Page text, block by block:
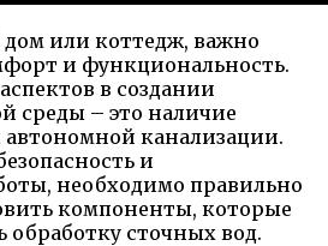
или коттедж, важно
и функциональность.
в создании
среды – это наличие
канализации.
и
необходимо правильно
компоненты, которые
обработку сточных вод.